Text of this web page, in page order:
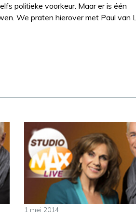
politieke voorkeur. Maar er is één
We praten hierover met Paul van
1 mei 2014